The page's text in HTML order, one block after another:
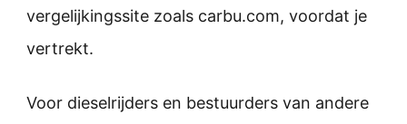
vergelijkingssite zoals carbu.com, voordat je
vertrekt.
Voor dieselrijders en bestuurders van andere